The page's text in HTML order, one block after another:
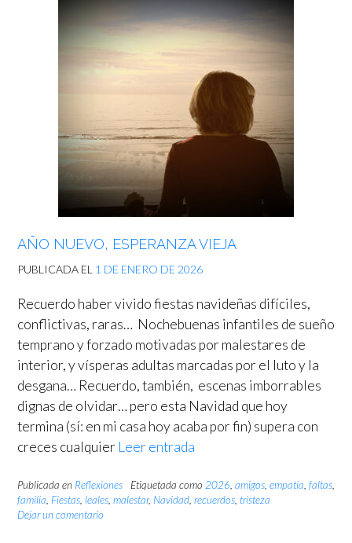
AÑO NUEVO, ESPERANZA VIEJA
PUBLICADA EL 1 DE ENERO DE 2026
Recuerdo haber vivido fiestas navideñas difíciles,
conflictivas, raras… Nochebuenas infantiles de sueño
temprano y forzado motivadas por malestares de
interior, y vísperas adultas marcadas por el luto y la
desgana… Recuerdo, también, escenas imborrables
dignas de olvidar… pero esta Navidad que hoy
termina (sí: en mi casa hoy acaba por fin) supera con
creces cualquier Leer entrada
Publicada en Reflexiones Etiquetada como 2026, amigos, empatía, faltas,
familia, Fiestas, leales, malestar, Navidad, recuerdos, tristeza
Dejar un comentario